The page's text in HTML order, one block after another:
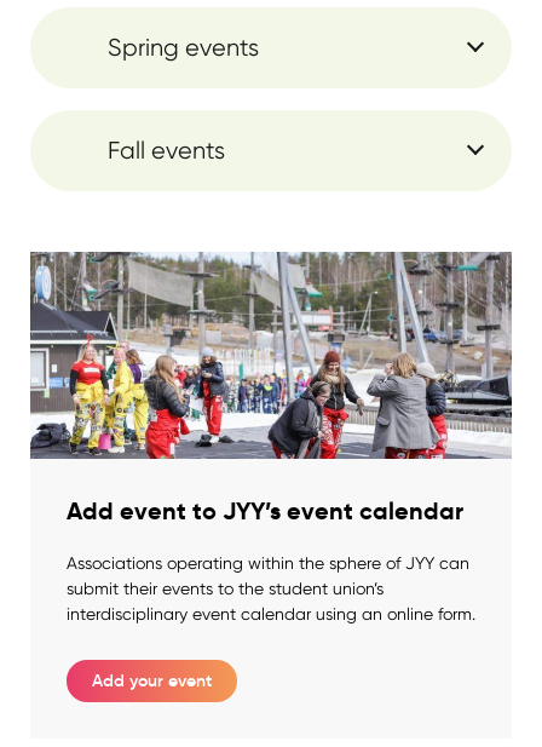
Spring events
Fall events
Add event to JYY’s event calendar
Associations operating within the sphere of JYY can
submit their events to the student union’s
interdisciplinary event calendar using an online form.
Add your event